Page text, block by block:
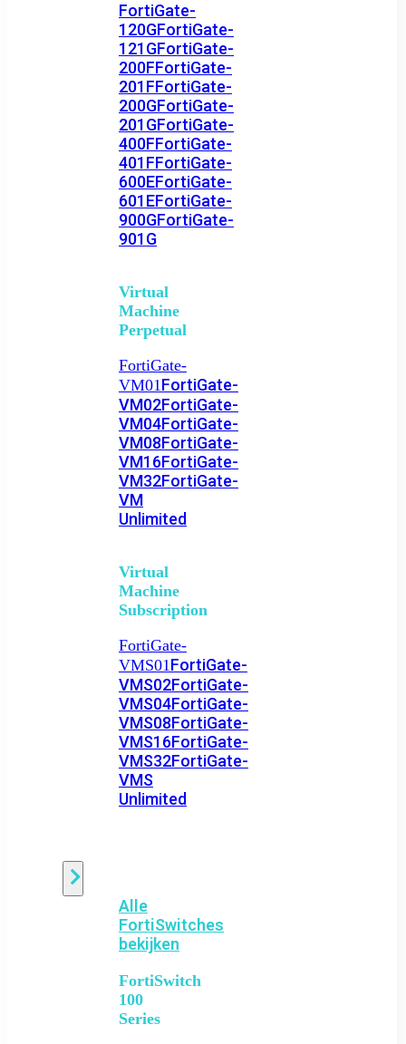
FortiGate-
120GFortiGate-
121GFortiGate-
200FFortiGate-
201FFortiGate-
200GFortiGate-
201GFortiGate-
400FFortiGate-
401FFortiGate-
600EFortiGate-
601EFortiGate-
900GFortiGate-
901G
Virtual
Machine
Perpetual
FortiGate-
VM01FortiGate-
VM02FortiGate-
VM04FortiGate-
VM08FortiGate-
VM16FortiGate-
VM32FortiGate-
VM
Unlimited
Virtual
Machine
Subscription
FortiGate-
VMS01FortiGate-
VMS02FortiGate-
VMS04FortiGate-
VMS08FortiGate-
VMS16FortiGate-
VMS32FortiGate-
VMS
Unlimited
Alle
FortiSwitches
bekijken
FortiSwitch
100
Series